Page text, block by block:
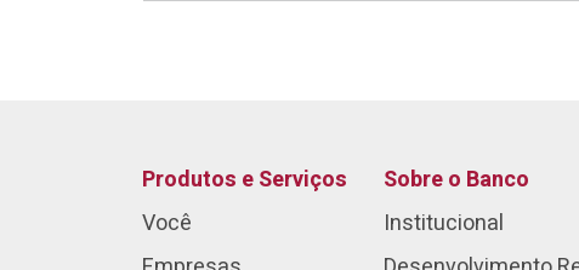
Produtos e Serviços
Você
Sobre o Banco
Institucional